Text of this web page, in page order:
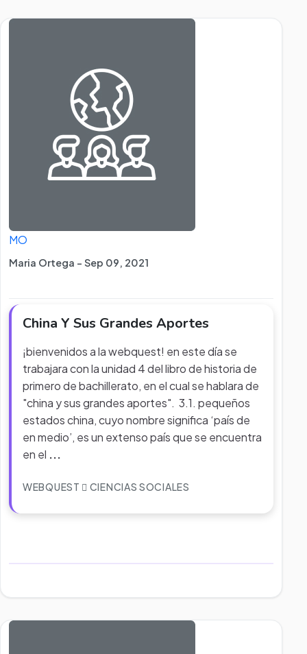
MO
Maria Ortega - Sep 09, 2021
China Y Sus Grandes Aportes
¡bienvenidos a la webquest! en este día se
trabajara con la unidad 4 del libro de historia de
primero de bachillerato, en el cual se hablara de
"china y sus grandes aportes". 3.1. pequeños
estados china, cuyo nombre significa ‘país de
en medio’, es un extenso país que se encuentra
en el ...
WEBQUEST CIENCIAS SOCIALES